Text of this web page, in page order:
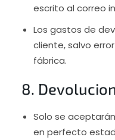
escrito al correo
Los gastos de
cliente, salvo
fábrica.
8.
Solo se
en perfecto